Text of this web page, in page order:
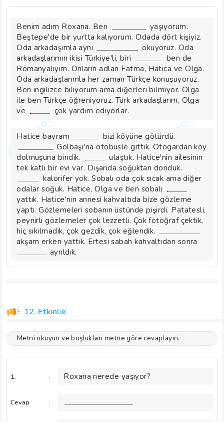
Benim adım Roxana. Ben
yaşıyorum.
Beştepe'de bir yurtta kalıyorum. Odada dört kişiyiz.
Oda arkadaşımla aynı
okuyoruz. Oda
arkadaşlarımın ikisi Türkiye'li, biri
ben de
Romanyalıyım. Onların adları Fatma, Hatica ve Olga.
Oda arkadaşlarımla her zaman Türkçe konuşuyoruz.
Ben ingilizce biliyorum ama diğerleri bilmiyor. Olga
ile ben Türkçe öğreniyoruz. Türk arkadaşlarım, Olga
ve
çok yardım ediyorlar.
Hatice bayram
bizi köyüne götürdü.
Gölbaşı'na otobüsle gittik. Otogardan köy
dolmuşuna bindik.
ulaştık. Hatice'nin ailesinin
tek katlı bir evi var. Dışarıda soğuktan donduk.
kalorifer yok. Sobalı oda çok sıcak ama diğer
odalar soğuk. Hatice, Olga ve ben sobalı
yattık. Hatice'nin annesi kahvaltıda bize gözleme
yaptı. Gözlemeleri sobanın üstünde pişirdi. Patatesli,
peynirli gözlemeler çok lezzetli. Çok fotoğraf çektik,
hiç sıkılmadık, çok gezdik, çok eğlendik.
akşam erken yattık. Ertesi sabah kahvaltıdan sonra
ayrıldık.
12. Etkinlik
Metni okuyun ve boşlukları metne göre cevaplayın.
1. : Roxana nerede yaşıyor?
Cevap :